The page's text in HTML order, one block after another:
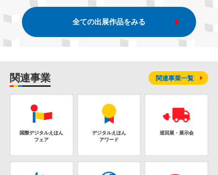
全ての出展作品をみる
関連事業
国際デジタルえほん
フェア
デジタルえほん
アワード
巡回展・展示会
関連事業一覧